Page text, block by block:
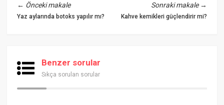
← Önceki makale
Yaz aylarında botoks yapılır mı?
Sonraki makale→
Kahve kemikleri güçlendirir mi?
Benzer sorular
Sıkça sorulan sorular